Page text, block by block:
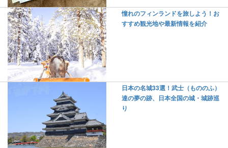
憧れのフィンランドを旅しよう！お
すすめ観光地や最新情報を紹介
日本の名城33選！武士（もののふ）
達の夢の跡、日本全国の城・城跡巡
り